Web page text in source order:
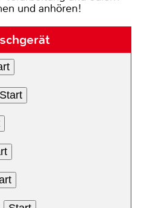
und anhören!
Start